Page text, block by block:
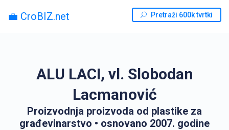
💼 CroBIZ.net Pretraži 600k tvrtki
ALU LACI, vl. Slobodan
Lacmanović
Proizvodnja proizvoda od plastike za
građevinarstvo • osnovano 2007. godine